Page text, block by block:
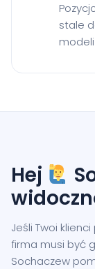
stale
Hej
Jeśli Twoi
firma musi być
Sochaczew